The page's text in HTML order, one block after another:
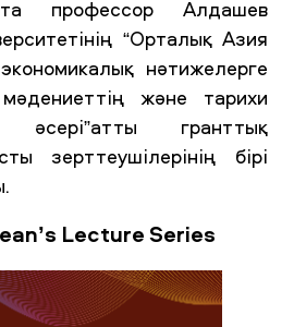
профессор Алдашев
“Орталық Азия
нәтижелерге
және тарихи
әсері”атты гранттық
зерттеушілерінің бірі
Lecture Series